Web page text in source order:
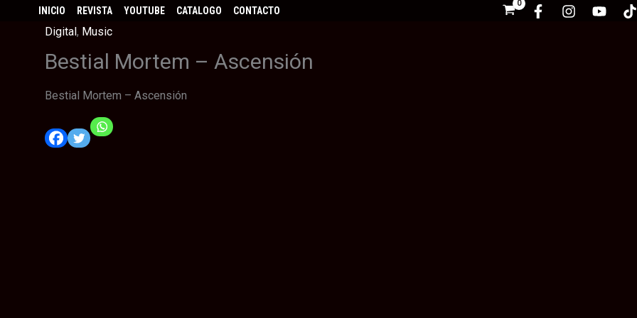
INICIO REVISTA YOUTUBE CATALOGO CONTACTO
Digital, Music
Bestial Mortem – Ascensión
Bestial Mortem – Ascensión